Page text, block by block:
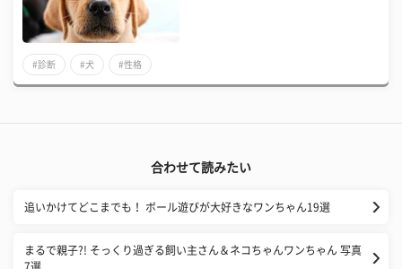
#診断 #犬 #性格
合わせて読みたい
追いかけてどこまでも！ ボール遊びが大好きなワンちゃん19選
まるで親子?! そっくり過ぎる飼い主さん＆ネコちゃんワンちゃん 写真
7選